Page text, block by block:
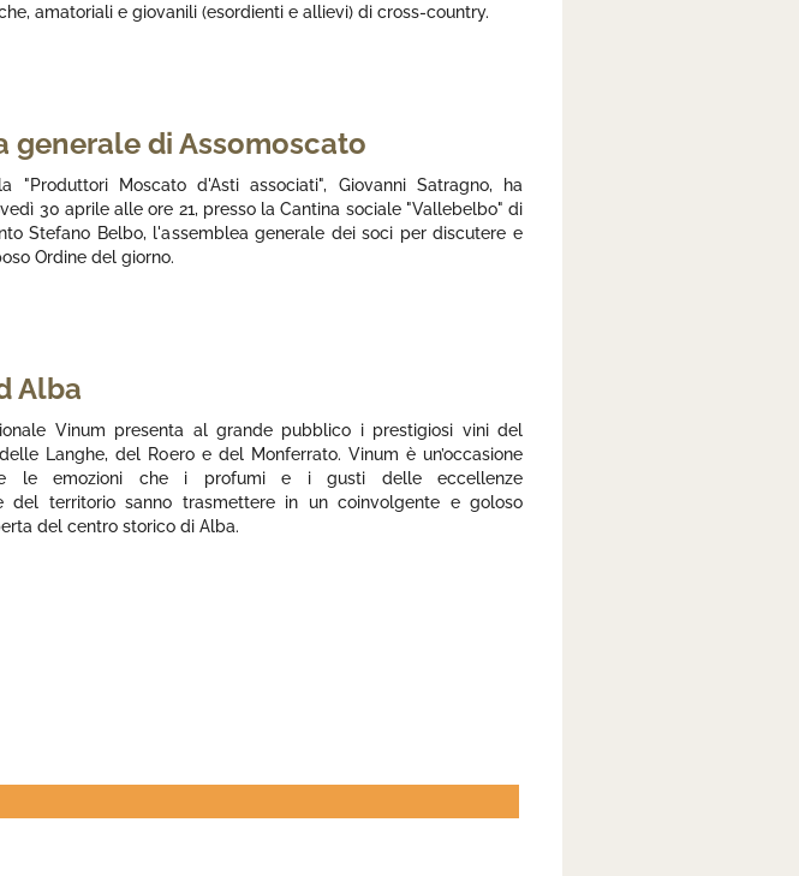
amatoriali e giovanili (esordienti e allievi) di cross-country.
generale di Assomoscato
"Produttori Moscato d'Asti associati", Giovanni Satragno, ha
30 aprile alle ore 21, presso la Cantina sociale "Vallebelbo" di
Stefano Belbo, l'assemblea generale dei soci per discutere e
Ordine del giorno.
Alba
Vinum presenta al grande pubblico i prestigiosi vini del
Langhe, del Roero e del Monferrato. Vinum è un’occasione
le emozioni che i profumi e i gusti delle eccellenze
del territorio sanno trasmettere in un coinvolgente e goloso
del centro storico di Alba.